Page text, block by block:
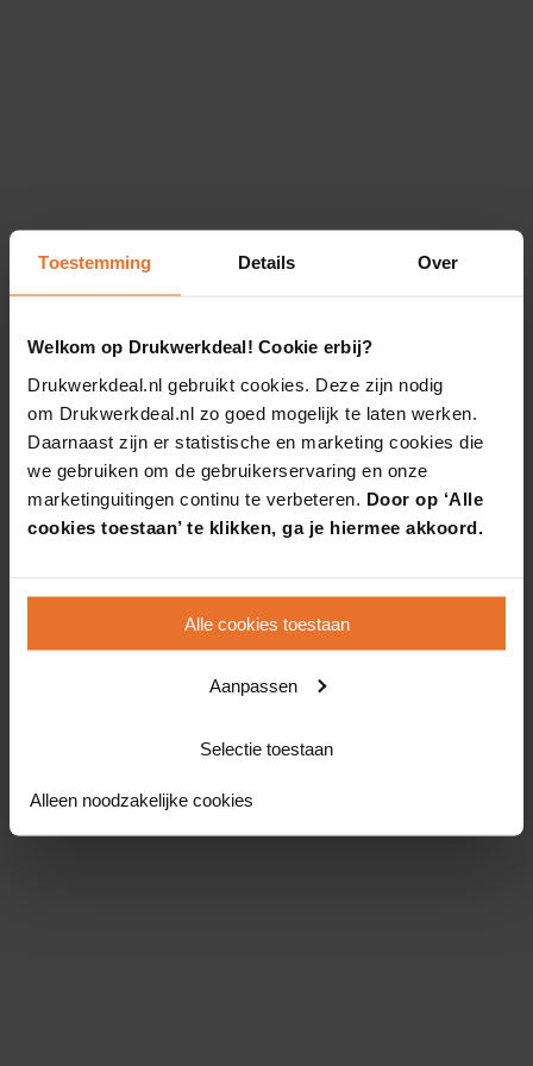
Toestemming Details Over
Welkom op Drukwerkdeal! Cookie erbij?
Drukwerkdeal.nl gebruikt cookies. Deze zijn nodig
om Drukwerkdeal.nl zo goed mogelijk te laten werken.
Daarnaast zijn er statistische en marketing cookies die
we gebruiken om de gebruikerservaring en onze
marketinguitingen continu te verbeteren. Door op ‘Alle
cookies toestaan’ te klikken, ga je hiermee akkoord.
Alle cookies toestaan
Aanpassen
Selectie toestaan
Alleen noodzakelijke cookies